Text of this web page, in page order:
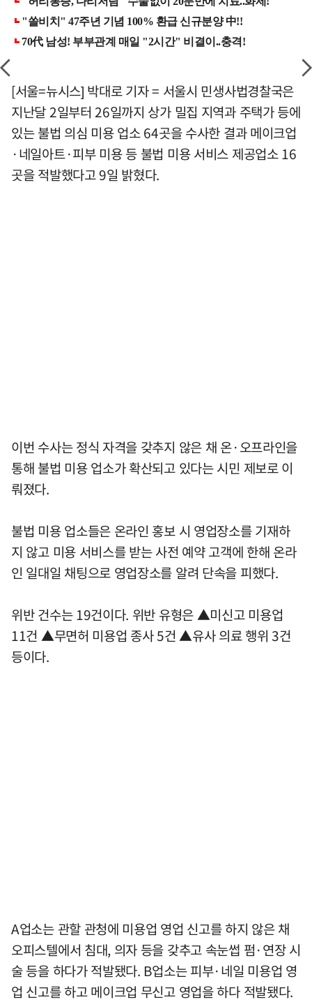
[서울=뉴시스] 박대로 기자 = 서울시 민생사법경찰국은
지난달 2일부터 26일까지 상가 밀집 지역과 주택가 등에
있는 불법 의심 미용 업소 64곳을 수사한 결과 메이크업
·네일아트·피부 미용 등 불법 미용 서비스 제공업소 16
곳을 적발했다고 9일 밝혔다.
이번 수사는 정식 자격을 갖추지 않은 채 온·오프라인을
통해 불법 미용 업소가 확산되고 있다는 시민 제보로 이
뤄졌다.
불법 미용 업소들은 온라인 홍보 시 영업장소를 기재하
지 않고 미용 서비스를 받는 사전 예약 고객에 한해 온라
인 일대일 채팅으로 영업장소를 알려 단속을 피했다.
위반 건수는 19건이다. 위반 유형은 ▲미신고 미용업
11건 ▲무면허 미용업 종사 5건 ▲유사 의료 행위 3건
등이다.
A업소는 관할 관청에 미용업 영업 신고를 하지 않은 채
오피스텔에서 침대, 의자 등을 갖추고 속눈썹 펌·연장 시
술 등을 하다가 적발됐다. B업소는 피부·네일 미용업 영
업 신고를 하고 메이크업 무신고 영업을 하다 적발됐다.